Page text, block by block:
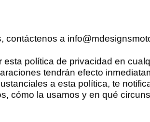
contáctenos a
política de privacidad en
tendrán efecto
a esta política, te
cómo la usamos y en qué